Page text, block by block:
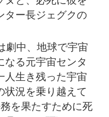
ター長ジェグクの
劇中、地球で宇宙
なる元宇宙センタ
人生き残った宇宙
状況を乗り越えて
を果たすために死